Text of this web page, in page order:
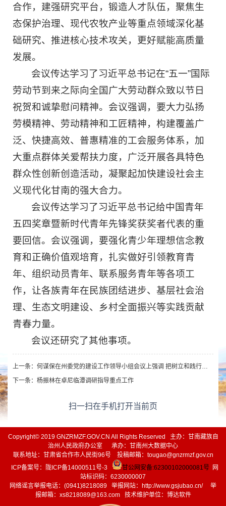
合作，建强研究平台，锻造人才队伍，聚焦生
态保护治理、现代农牧产业等重点领域深化基
础研究、推进核心技术攻关，更好赋能高质量
发展。
会议传达学习了习近平总书记在“五一”国际
劳动节到来之际向全国广大劳动群众致以节日
祝贺和诚挚慰问精神。会议强调，要大力弘扬
劳模精神、劳动精神和工匠精神，构建覆盖广
泛、快捷高效、普惠精准的工会服务体系，加
大重点群体关爱帮扶力度，广泛开展各具特色
群众性创新创造活动，凝聚起加快建设社会主
义现代化甘南的强大合力。
会议传达学习了习近平总书记给中国青年
五四奖章暨新时代青年先锋奖获奖者代表的重
要回信。会议强调，要强化青少年理想信念教
育和正确价值观培育，扎实做好引领教育青
年、组织动员青年、联系服务青年等各项工
作，让各族青年在民族团结进步、基层社会治
理、生态文明建设、乡村全面振兴等实践贡献
青春力量。
会议还研究了其他事项。
上一条： 何谋保在州委党的建设工作领导小组会议上强调 把树立和践行正确政绩观学习教育与全州中心工作紧密结合起来 推动学习教育走深走实见行见效
下一条： 杨振林在卓尼临潭调研指导重点工作
扫一扫在手机打开当前页
Copyright© 2019 GNZRMZF.GOV.CN All Rights Reserved 主办：甘南藏族自
治州人民政府办公室 承办：甘南州大数据中心
联系地址：甘肃省合作市人民街96号 投稿邮箱：tougao@gnzrmzf.gov.cn
ICP备案号：
陇ICP备14000511号-3 甘公网安备:62300102000081号网
站标识码：6230000007
网络谣言举报电话：(0941)8218089 举报网站： http://www.gsjubao.cn/举
报邮箱：xs8218089@163.com 技术维护单位：博达软件